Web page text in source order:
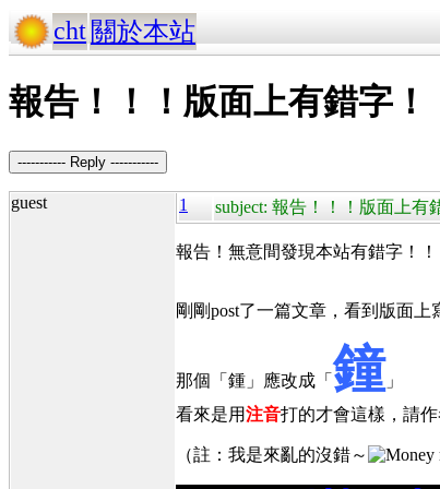
cht 關於本站
報告！！！版面上有錯字！
----------- Reply -----------
guest 1 subject: 報告！！！版面上有
報告！無意間發現本站有錯字！！
剛剛post了一篇文章，看到版面上
那個「鍾」應改成「 鐘 」
看來是用注音打的才會這樣，請
（註：我是來亂的沒錯～